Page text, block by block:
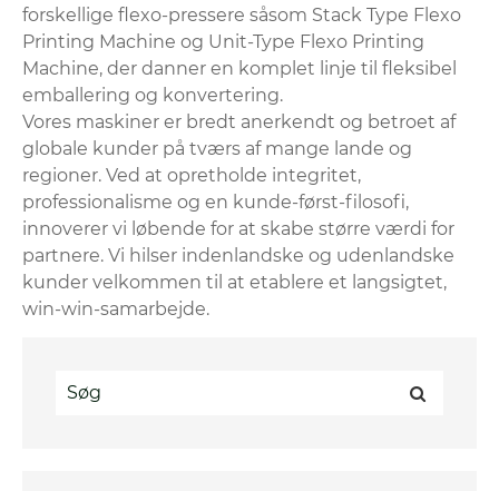
forskellige flexo-pressere såsom Stack Type Flexo
Printing Machine og Unit-Type Flexo Printing
Machine, der danner en komplet linje til fleksibel
emballering og konvertering.
Vores maskiner er bredt anerkendt og betroet af
globale kunder på tværs af mange lande og
regioner. Ved at opretholde integritet,
professionalisme og en kunde-først-filosofi,
innoverer vi løbende for at skabe større værdi for
partnere. Vi hilser indenlandske og udenlandske
kunder velkommen til at etablere et langsigtet,
win-win-samarbejde.